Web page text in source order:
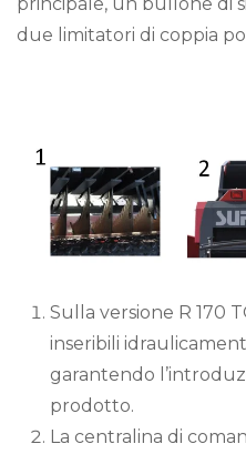
principale, un bullone di
due limitatori di coppia
Sulla versione R 170
inseribili
garantendo
prodotto.
La centralina di